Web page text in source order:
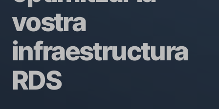
vostra
infraestructura
RDS